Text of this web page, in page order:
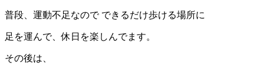
普段、運動不足なので できるだけ歩ける場所に
足を運んで、休日を楽しんでます。
その後は、